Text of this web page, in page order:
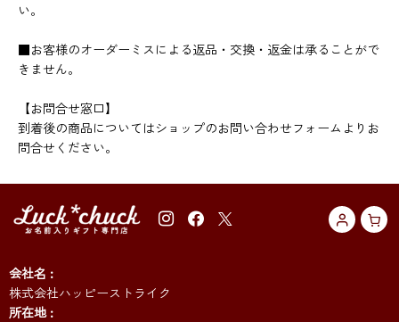
い。
■お客様のオーダーミスによる返品・交換・返金は承ることがで
きません。
【お問合せ窓口】
到着後の商品についてはショップのお問い合わせフォームよりお
問合せください。
会社名
株式会社ハッピーストライク
所在地